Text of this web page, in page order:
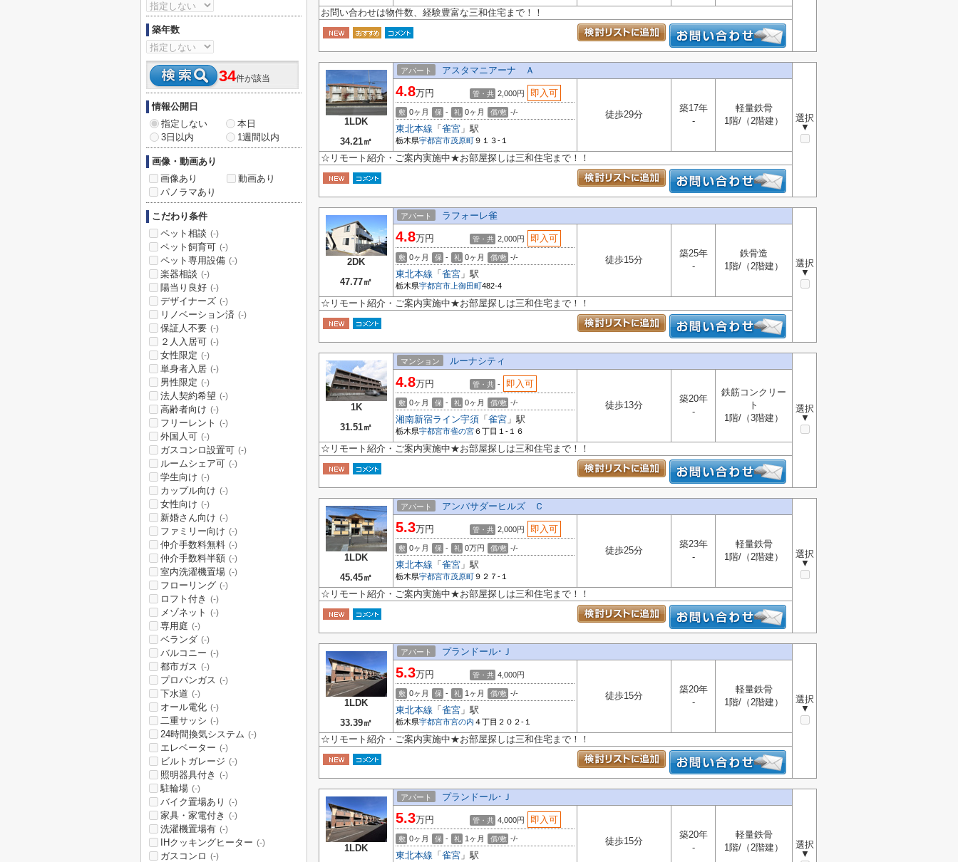
お問い合わせは物件数、経験豊富な三和住宅まで！！
1LDK
34.21㎡
アパート アスタマニアーナ Ａ
選択
▼
4.8万円 管・共 2,000円 即入可
敷 0ヶ月 保 - 礼 0ヶ月 償/敷 -/-
東北本線 「 雀宮 」駅
栃木県宇都宮市茂原町９１３-１
徒歩29分
築17年
-
軽量鉄骨
1階/（2階建）
☆リモート紹介・ご案内実施中★お部屋探しは三和住宅まで！！
2DK
47.77㎡
アパート ラフォーレ雀
選択
▼
4.8万円 管・共 2,000円 即入可
敷 0ヶ月 保 - 礼 0ヶ月 償/敷 -/-
東北本線 「 雀宮 」駅
栃木県宇都宮市 上御田町482-4
徒歩15分
築25年
-
鉄骨造
1階/（2階建）
☆リモート紹介・ご案内実施中★お部屋探しは三和住宅まで！！
1K
31.51㎡
マンション ルーナシティ
選択
▼
4.8万円 管・共 - 即入可
敷 0ヶ月 保 - 礼 0ヶ月 償/敷 -/-
湘南新宿ライン宇須 「 雀宮 」駅
栃木県宇都宮市雀の宮６丁目１-１６
徒歩13分
築20年
-
鉄筋コンクリー
ト
1階/（3階建）
☆リモート紹介・ご案内実施中★お部屋探しは三和住宅まで！！
1LDK
45.45㎡
アパート アンバサダーヒルズ Ｃ
選択
▼
5.3万円 管・共 2,000円 即入可
敷 0ヶ月 保 - 礼 0万円 償/敷 -/-
東北本線 「 雀宮 」駅
栃木県宇都宮市茂原町９２７-１
徒歩25分
築23年
-
軽量鉄骨
1階/（2階建）
☆リモート紹介・ご案内実施中★お部屋探しは三和住宅まで！！
1LDK
33.39㎡
アパート プランドール･Ｊ
選択
▼
5.3万円 管・共 4,000円
敷 0ヶ月 保 - 礼 1ヶ月 償/敷 -/-
東北本線 「 雀宮 」駅
栃木県宇都宮市宮の内 ４丁目２０２-１
徒歩15分
築20年
-
軽量鉄骨
1階/（2階建）
☆リモート紹介・ご案内実施中★お部屋探しは三和住宅まで！！
1LDK
アパート プランドール･Ｊ
選択
▼
5.3万円 管・共 4,000円 即入可
敷 0ヶ月 保 - 礼 1ヶ月 償/敷 -/-
東北本線 「 雀宮 」駅
徒歩15分
築20年
-
軽量鉄骨
1階/（2階建）
築年数
34件が該当
情報公開日
指定しない
本日
3日以内
1週間以内
画像・動画あり
画像あり
動画あり
パノラマあり
こだわり条件
ペット相談 (-)
ペット飼育可 (-)
ペット専用設備 (-)
楽器相談 (-)
陽当り良好 (-)
デザイナーズ (-)
リノベーション済 (-)
保証人不要 (-)
２人入居可 (-)
女性限定 (-)
単身者入居 (-)
男性限定 (-)
法人契約希望 (-)
高齢者向け (-)
フリーレント (-)
外国人可 (-)
ガスコンロ設置可 (-)
ルームシェア可 (-)
学生向け (-)
カップル向け (-)
女性向け (-)
新婚さん向け (-)
ファミリー向け (-)
仲介手数料無料 (-)
仲介手数料半額 (-)
室内洗濯機置場 (-)
フローリング (-)
ロフト付き (-)
メゾネット (-)
専用庭 (-)
ベランダ (-)
バルコニー (-)
都市ガス (-)
プロパンガス (-)
下水道 (-)
オール電化 (-)
二重サッシ (-)
24時間換気システム (-)
エレベーター (-)
ビルトガレージ (-)
照明器具付き (-)
駐輪場 (-)
バイク置場あり (-)
家具・家電付き (-)
洗濯機置場有 (-)
IHクッキングヒーター (-)
ガスコンロ (-)